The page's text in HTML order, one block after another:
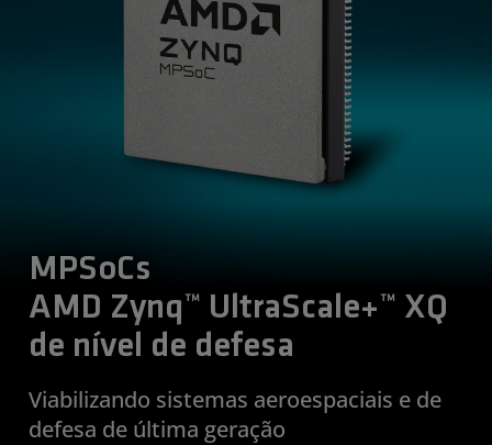
MPSoCs
AMD Zynq™ UltraScale+™ XQ
de nível de defesa
Viabilizando sistemas aeroespaciais e de
defesa de última geração